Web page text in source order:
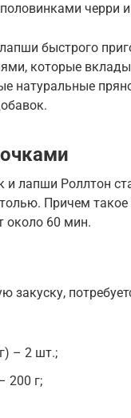
черри
быстрого
которые
натуральные
и лапши Роллтон
Причем
около 60 мин.
закуску,
– 2 шт.;
200 г;